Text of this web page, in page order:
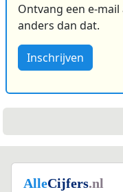
Ontvang een e-
anders dan dat.
Inschrijven